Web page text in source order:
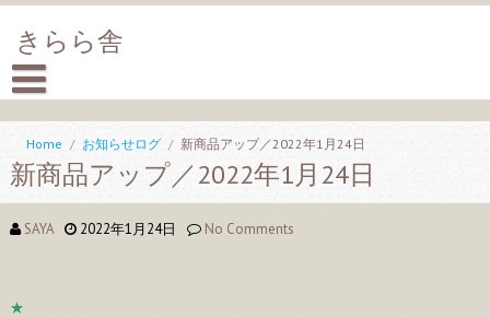
きらら舎
Home / お知らせログ / 新商品アップ／2022年1月24日
新商品アップ／2022年1月24日
SAYA 2022年1月24日 No Comments
★